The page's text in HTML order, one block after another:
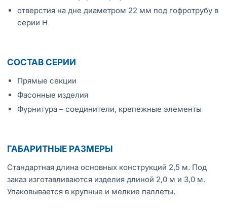
отверстия на дне диаметром 22 мм под гофротрубу в
серии Н
СОСТАВ СЕРИИ
Прямые секции
Фасонные изделия
Фурнитура – соединители, крепежные элементы
ГАБАРИТНЫЕ РАЗМЕРЫ
Стандартная длина основных конструкций 2,5 м. Под
заказ изготавливаются изделия длиной 2,0 м и 3,0 м.
Упаковывается в крупные и мелкие паллеты.